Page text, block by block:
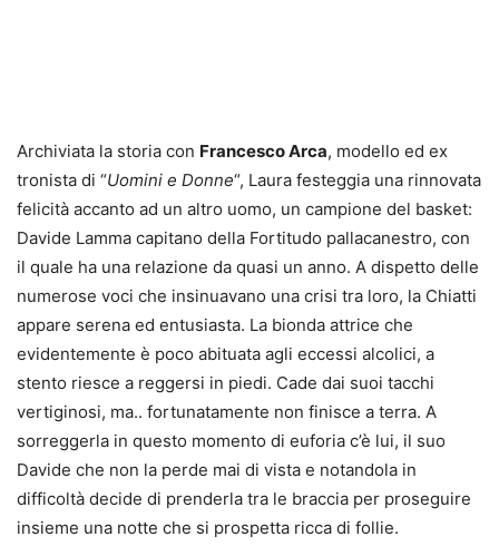
Archiviata la storia con Francesco Arca, modello ed ex
tronista di “Uomini e Donne“, Laura festeggia una rinnovata
felicità accanto ad un altro uomo, un campione del basket:
Davide Lamma capitano della Fortitudo pallacanestro, con
il quale ha una relazione da quasi un anno. A dispetto delle
numerose voci che insinuavano una crisi tra loro, la Chiatti
appare serena ed entusiasta. La bionda attrice che
evidentemente è poco abituata agli eccessi alcolici, a
stento riesce a reggersi in piedi. Cade dai suoi tacchi
vertiginosi, ma.. fortunatamente non finisce a terra. A
sorreggerla in questo momento di euforia c’è lui, il suo
Davide che non la perde mai di vista e notandola in
difficoltà decide di prenderla tra le braccia per proseguire
insieme una notte che si prospetta ricca di follie.